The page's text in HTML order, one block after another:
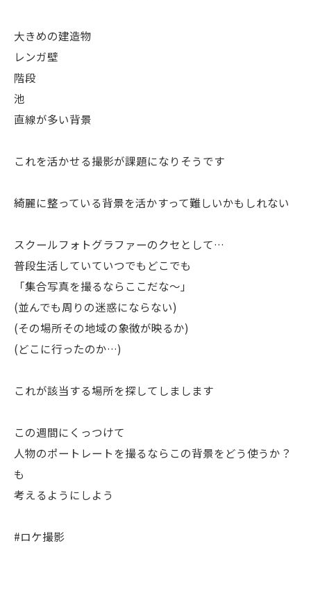
大きめの建造物
レンガ壁
階段
池
直線が多い背景
これを活かせる撮影が課題になりそうです
綺麗に整っている背景を活かすって難しいかもしれない
スクールフォトグラファーのクセとして…
普段生活していていつでもどこでも
「集合写真を撮るならここだな〜」
(並んでも周りの迷惑にならない)
(その場所その地域の象徴が映るか)
(どこに行ったのか…)
これが該当する場所を探してしまします
この週間にくっつけて
人物のポートレートを撮るならこの背景をどう使うか？
も
考えるようにしよう
#ロケ撮影